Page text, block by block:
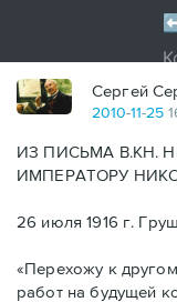
Сергей
2010-11-25
ИЗ ПИСЬМА В.КН.
ИМПЕРАТОРУ
26 июля 1916 г.
«Перехожу к
работ на будущей